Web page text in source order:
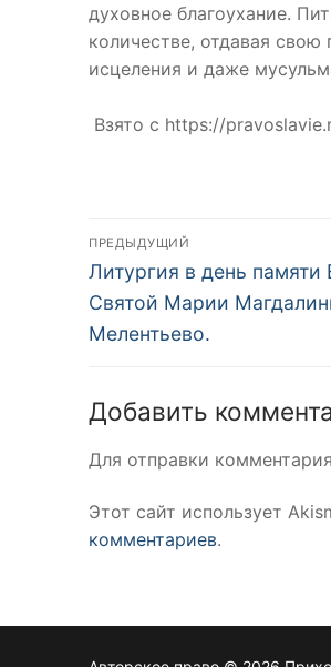
духовное благоухание.
количестве, отдавая
исцеления и даже
Взято с https://
Навигация
по
записям
ПРЕДЫДУЩИЙ
Предыдущая
запись:
Литургия в день памяти
Святой Марии
Мелентьево.
Добавить
Для отправки
Этот сайт использует
комментариев.